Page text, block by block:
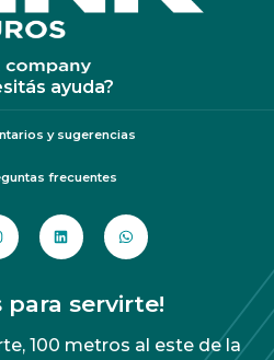
ayuda?
y sugerencias
frecuentes
para servirte!
100 metros al este de la